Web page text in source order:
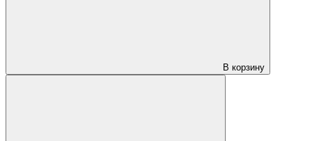
В корзину